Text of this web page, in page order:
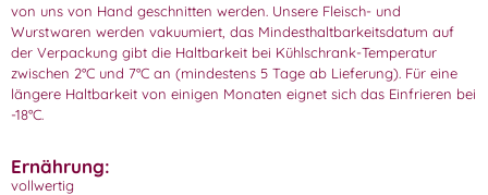
von uns von Hand geschnitten werden. Unsere Fleisch- und
Wurstwaren werden vakuumiert, das Mindesthaltbarkeitsdatum auf
der Verpackung gibt die Haltbarkeit bei Kühlschrank-Temperatur
zwischen 2°C und 7°C an (mindestens 5 Tage ab Lieferung). Für eine
längere Haltbarkeit von einigen Monaten eignet sich das Einfrieren bei
-18°C.
Ernährung:
vollwertig